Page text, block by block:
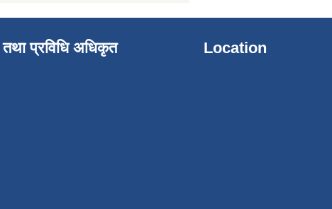
प्रविधि अधिकृत Location